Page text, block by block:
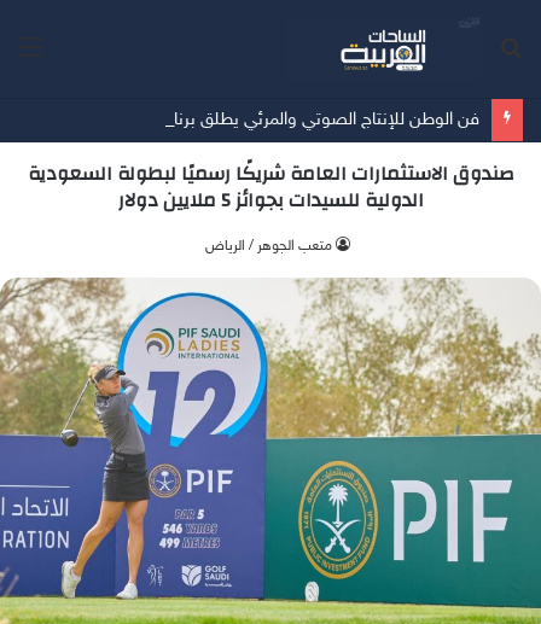
صندوق الاستثمارات العامة شريكًا رسميًا لبطولة السعودية
الدولية للسيدات بجوائز 5 ملايين دولار
متعب الجوهر / الرياض